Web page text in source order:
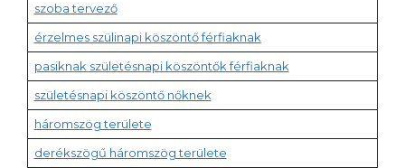
szoba tervező
érzelmes szülinapi köszöntő férfiaknak
pasiknak születésnapi köszöntők férfiaknak
születésnapi köszöntő nőknek
háromszög területe
derékszögű háromszög területe